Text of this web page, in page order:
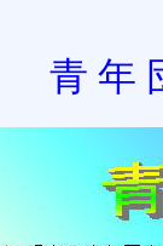
青 年